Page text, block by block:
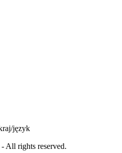
język
- All rights reserved.